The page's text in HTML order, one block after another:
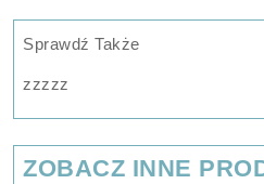
Sprawdź Także
zzzzz
ZOBACZ INNE